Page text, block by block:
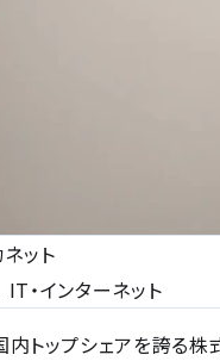
ット
IT・インターネット
トップシェアを誇る